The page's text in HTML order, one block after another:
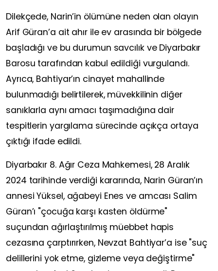
Dilekçede, Narin’in ölümüne neden olan olayın
Arif Güran’a ait ahır ile ev arasında bir bölgede
başladığı ve bu durumun savcılık ve Diyarbakır
Barosu tarafından kabul edildiği vurgulandı.
Ayrıca, Bahtiyar’ın cinayet mahallinde
bulunmadığı belirtilerek, müvekkilinin diğer
sanıklarla aynı amacı taşımadığına dair
tespitlerin yargılama sürecinde açıkça ortaya
çıktığı ifade edildi.
Diyarbakır 8. Ağır Ceza Mahkemesi, 28 Aralık
2024 tarihinde verdiği kararında, Narin Güran’ın
annesi Yüksel, ağabeyi Enes ve amcası Salim
Güran’ı "çocuğa karşı kasten öldürme"
suçundan ağırlaştırılmış müebbet hapis
cezasına çarptırırken, Nevzat Bahtiyar’a ise "suç
delillerini yok etme, gizleme veya değiştirme"